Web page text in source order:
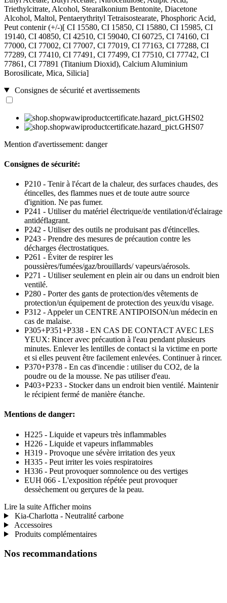
Triethylcitrate, Alcohol, Stearalkonium Bentonite, Diacetone
Alcohol, Maltol, Pentaerythrityl Tetraisostearate, Phosphoric Acid,
Peut contenir (+/-)[ CI 15580, CI 15850, CI 15880, CI 15985, CI
19140, CI 40850, CI 42510, CI 59040, CI 60725, CI 74160, CI
77000, CI 77002, CI 77007, CI 77019, CI 77163, CI 77288, CI
77289, CI 77410, CI 77491, CI 77499, CI 77510, CI 77742, CI
77861, CI 77891 (Titanium Dioxid), Calcium Aluminium
Borosilicate, Mica, Silicia]
Consignes de sécurité et avertissements
Mention d'avertissement: danger
Consignes de sécurité:
P210 - Tenir à l'écart de la chaleur, des surfaces chaudes, des
étincelles, des flammes nues et de toute autre source
d'ignition. Ne pas fumer.
P241 - Utiliser du matériel électrique/de ventilation/d'éclairage
antidéflagrant.
P242 - Utiliser des outils ne produisant pas d'étincelles.
P243 - Prendre des mesures de précaution contre les
décharges électrostatiques.
P261 - Éviter de respirer les
poussières/fumées/gaz/brouillards/ vapeurs/aérosols.
P271 - Utiliser seulement en plein air ou dans un endroit bien
ventilé.
P280 - Porter des gants de protection/des vêtements de
protection/un équipement de protection des yeux/du visage.
P312 - Appeler un CENTRE ANTIPOISON/un médecin en
cas de malaise.
P305+P351+P338 - EN CAS DE CONTACT AVEC LES
YEUX: Rincer avec précaution à l'eau pendant plusieurs
minutes. Enlever les lentilles de contact si la victime en porte
et si elles peuvent être facilement enlevées. Continuer à rincer.
P370+P378 - En cas d'incendie : utiliser du CO2, de la
poudre ou de la mousse. Ne pas utiliser d'eau.
P403+P233 - Stocker dans un endroit bien ventilé. Maintenir
le récipient fermé de manière étanche.
Mentions de danger:
H225 - Liquide et vapeurs très inflammables
H226 - Liquide et vapeurs inflammables
H319 - Provoque une sévère irritation des yeux
H335 - Peut irriter les voies respiratoires
H336 - Peut provoquer somnolence ou des vertiges
EUH 066 - L'exposition répétée peut provoquer
dessèchement ou gerçures de la peau.
Lire la suite Afficher moins
Kia-Charlotta - Neutralité carbone
Accessoires
Produits complémentaires
Nos recommandations